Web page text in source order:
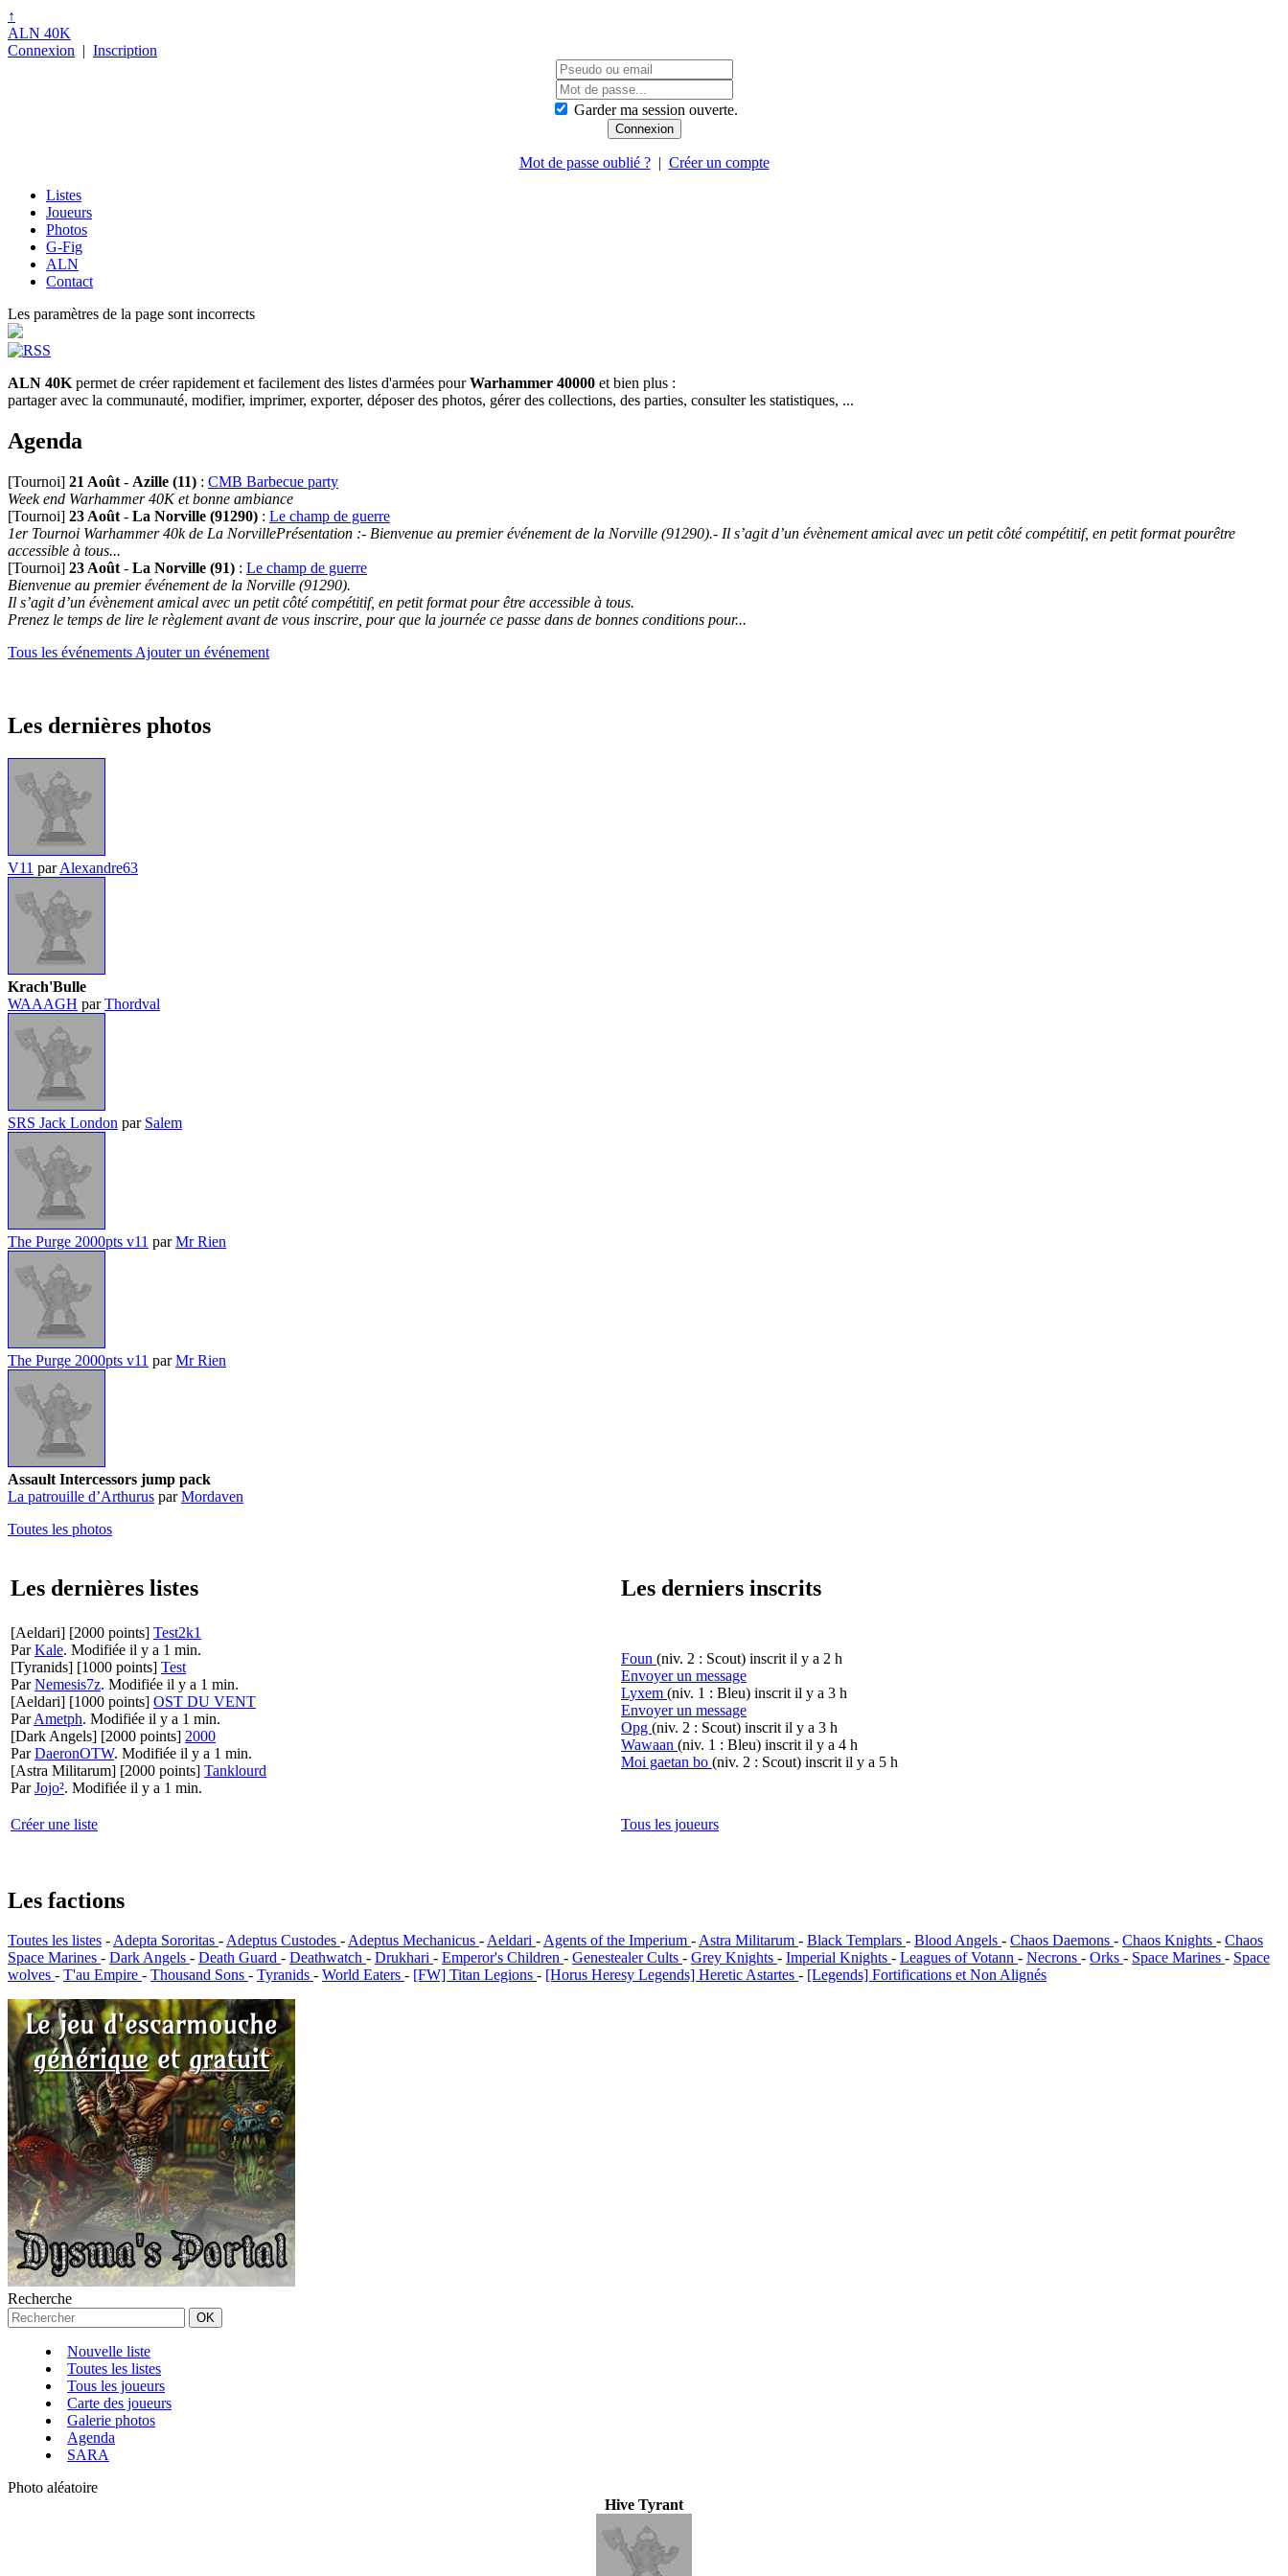
↑
ALN 40K
Connexion | Inscription
Garder ma session ouverte.
Mot de passe oublié ?| Créer un compte
Listes
Joueurs
Photos
G-Fig
ALN
Contact
Les paramètres de la page sont incorrects
ALN 40K permet de créer rapidement et facilement des listes d'armées pourWarhammer 40000 et bien plus :
partager avec la communauté, modifier, imprimer, exporter, déposer des photos, gérer des collections, des parties, consulter les statistiques, ...
Agenda
[Tournoi] 21 Août - Azille (11) : CMB Barbecue party
Week end Warhammer 40K et bonne ambiance
[Tournoi] 23 Août - La Norville (91290) : Le champ de guerre
1er Tournoi Warhammer 40k de La NorvillePrésentation :- Bienvenue au premier événement de la Norville (91290).- Il s’agit d’un évènement amical avec un petit côté compétitif, en petit format pourêtre
accessible à tous...
[Tournoi] 23 Août - La Norville (91) : Le champ de guerre
Bienvenue au premier événement de la Norville (91290).
Il s’agit d’un évènement amical avec un petit côté compétitif, en petit format pour être accessible à tous.
Prenez le temps de lire le règlement avant de vous inscrire, pour que la journée ce passe dans de bonnes conditions pour...
Tous les événements Ajouter un événement
Les dernières photos
V11 parAlexandre63
Krach'Bulle
WAAAGH parThordval
SRS Jack London par Salem
The Purge 2000pts v11 parMr Rien
The Purge 2000pts v11 parMr Rien
Assault Intercessors jump pack
La patrouille d’Arthurus parMordaven
Toutes les photos
Les dernières listes Les derniers inscrits
[Aeldari] [2000 points] Test2k1
ParKale. Modifiée il y a 1 min.
[Tyranids] [1000 points] Test
ParNemesis7z. Modifiée il y a 1 min.
[Aeldari] [1000 points] OST DU VENT
ParAmetph. Modifiée il y a 1 min.
[Dark Angels] [2000 points] 2000
ParDaeronOTW. Modifiée il y a 1 min.
[Astra Militarum] [2000 points] Tanklourd
ParJojo². Modifiée il y a 1 min.
Foun (niv. 2 : Scout) inscrit il y a 2 h
Envoyer un message
Lyxem (niv. 1 : Bleu) inscrit il y a 3 h
Envoyer un message
Opg (niv. 2 : Scout) inscrit il y a 3 h
Wawaan (niv. 1 : Bleu) inscrit il y a 4 h
Moi gaetan bo (niv. 2 : Scout) inscrit il y a 5 h
Créer une liste Tous les joueurs
Les factions
Toutes les listes -Adepta Sororitas -Adeptus Custodes -Adeptus Mechanicus -Aeldari -Agents of the Imperium -Astra Militarum - Black Templars - Blood Angels - Chaos Daemons - Chaos Knights - Chaos
Space Marines - Dark Angels - Death Guard - Deathwatch - Drukhari - Emperor's Children - Genestealer Cults - Grey Knights - Imperial Knights - Leagues of Votann - Necrons - Orks - Space Marines - Space
wolves - T'au Empire - Thousand Sons - Tyranids - World Eaters - [FW] Titan Legions - [Horus Heresy Legends] Heretic Astartes - [Legends] Fortifications et Non Alignés
Recherche
Nouvelle liste
Toutes les listes
Tous les joueurs
Carte des joueurs
Galerie photos
Agenda
SARA
Photo aléatoire
Hive Tyrant